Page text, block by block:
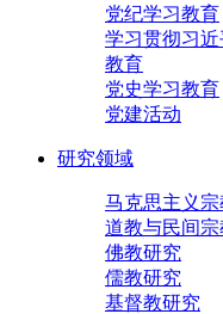
党纪学习教育
学习贯彻习
教育
党史学习教育
党建活动
研究领域
马克思主义
道教与民间宗
佛教研究
儒教研究
基督教研究